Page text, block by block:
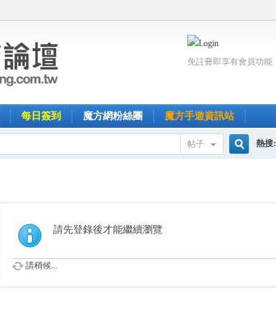
免註冊即享有會員功能
每日簽到 魔方網粉絲團 魔方手遊資訊站
帖子 熱搜:
請先登錄後才能繼續瀏覽
請稍候...